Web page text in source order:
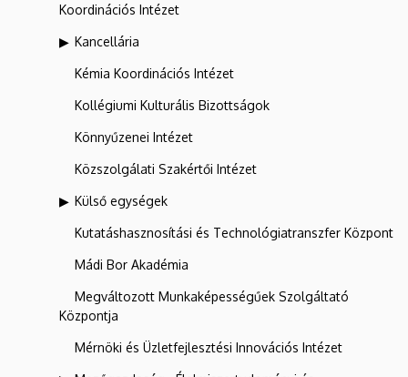
Koordinációs Intézet
Kancellária
Kémia Koordinációs Intézet
Kollégiumi Kulturális Bizottságok
Könnyűzenei Intézet
Közszolgálati Szakértői Intézet
Külső egységek
Kutatáshasznosítási és Technológiatranszfer Központ
Mádi Bor Akadémia
Megváltozott Munkaképességűek Szolgáltató
Központja
Mérnöki és Üzletfejlesztési Innovációs Intézet